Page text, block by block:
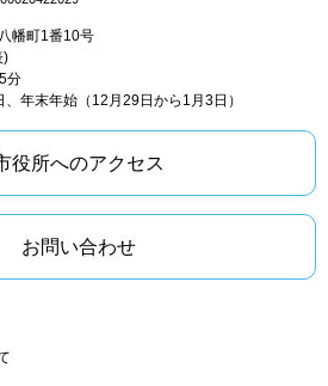
幡町1番10号
)
分
年末年始（12月29日から1月3日）
役所へのアクセス
お問い合わせ